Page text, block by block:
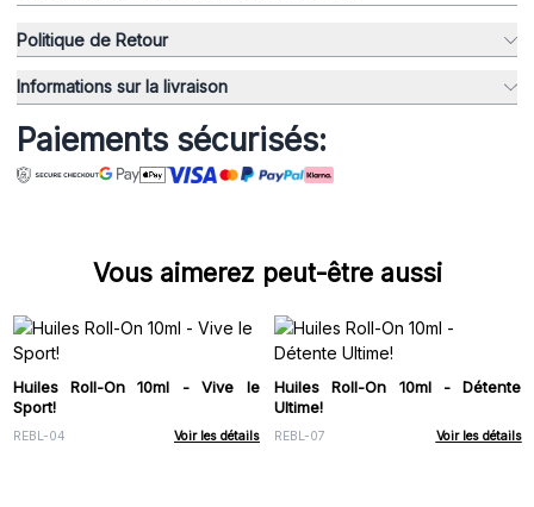
Politique de Retour
Informations sur la livraison
Paiements sécurisés:
Vous aimerez peut-être aussi
Huiles Roll-On 10ml - Vive le
Sport!
REBL-04 Voir les détails
Huiles Roll-On 10ml - Détente
Ultime!
REBL-07 Voir les détails